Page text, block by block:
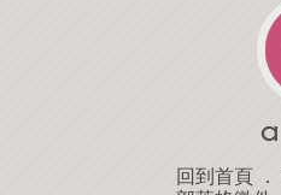
回到首頁 ．